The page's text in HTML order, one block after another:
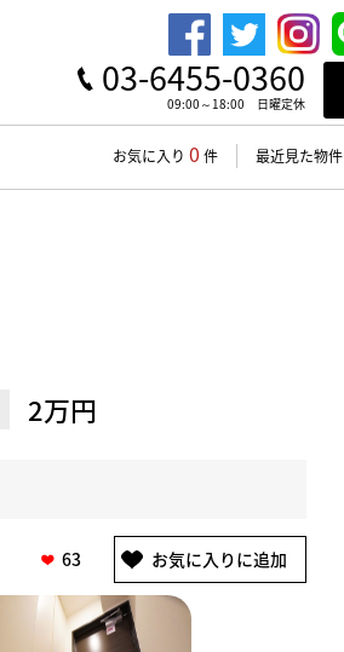
03-6455-0360
09:00～18:00 日曜定休
お気に入り 0 件 最近見た物件
2万円
63